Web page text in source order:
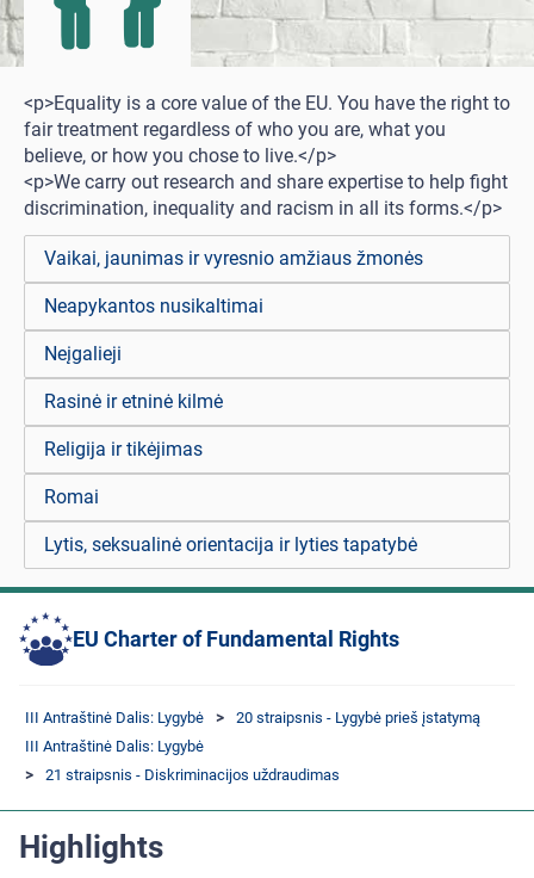
<p>Equality is a core value of the EU. You have the right to
fair treatment regardless of who you are, what you
believe, or how you chose to live.</p>
<p>We carry out research and share expertise to help fight
discrimination, inequality and racism in all its forms.</p>
Vaikai, jaunimas ir vyresnio amžiaus žmonės
Neapykantos nusikaltimai
Neįgalieji
Rasinė ir etninė kilmė
Religija ir tikėjimas
Romai
Lytis, seksualinė orientacija ir lyties tapatybė
EU Charter of Fundamental Rights
III Antraštinė Dalis: Lygybė
20 straipsnis - Lygybė prieš įstatymą
III Antraštinė Dalis: Lygybė
21 straipsnis - Diskriminacijos uždraudimas
Highlights